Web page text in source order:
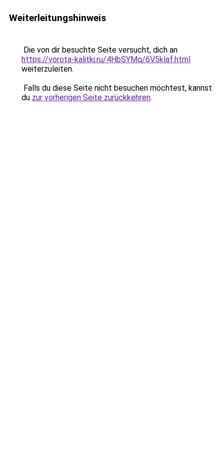
Weiterleitungshinweis
Die von dir besuchte Seite versucht, dich an
https://vorota-kalitki.ru/4HbSYMq/6V5klaf.html
weiterzuleiten.
Falls du diese Seite nicht besuchen möchtest, kannst
du zur vorherigen Seite zurückkehren.